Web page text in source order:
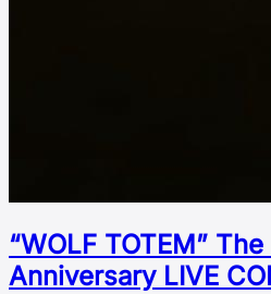
“WOLF TOTEM”
Аnniversary LIVE